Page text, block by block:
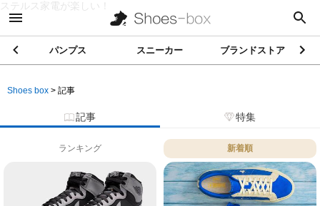
ステルス家電が楽しい！
パンプス スニーカー ブランドストア
Shoes box > 記事
記事 特集
ランキング 新着順